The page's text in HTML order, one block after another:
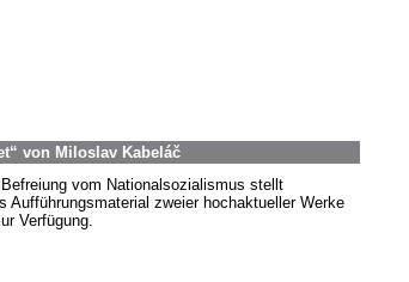
von Miloslav Kabeláč
vom Nationalsozialismus stellt
Aufführungsmaterial zweier hochaktueller Werke
Verfügung.